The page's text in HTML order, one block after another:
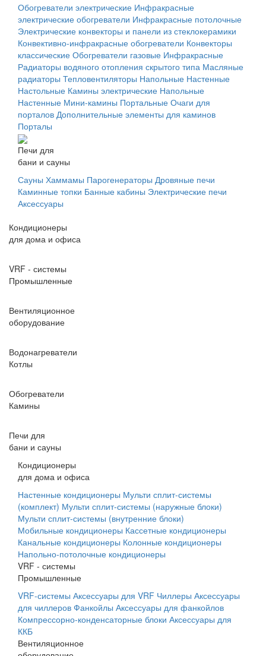
Обогреватели электрические Инфракрасные
электрические обогреватели Инфракрасные потолочные
Электрические конвекторы и панели из стеклокерамики
Конвективно-инфракрасные обогреватели Конвекторы
классические Обогреватели газовые Инфракрасные
Радиаторы водяного отопления скрытого типа Масляные
радиаторы Тепловентиляторы Напольные Настенные
Настольные Камины электрические Напольные
Настенные Мини-камины Портальные Очаги для
порталов Дополнительные элементы для каминов
Порталы
Печи для
бани и сауны
Сауны Хаммамы Парогенераторы Дровяные печи
Каминные топки Банные кабины Электрические печи
Аксессуары
Кондиционеры
для дома и офиса
VRF - системы
Промышленные
Вентиляционное
оборудование
Водонагреватели
Котлы
Обогреватели
Камины
Печи для
бани и сауны
Кондиционеры
для дома и офиса
Настенные кондиционеры Мульти сплит-системы
(комплект) Мульти сплит-системы (наружные блоки)
Мульти сплит-системы (внутренние блоки)
Мобильные кондиционеры Кассетные кондиционеры
Канальные кондиционеры Колонные кондиционеры
Напольно-потолочные кондиционеры
VRF - системы
Промышленные
VRF-системы Аксессуары для VRF Чиллеры Аксессуары
для чиллеров Фанкойлы Аксессуары для фанкойлов
Компрессорно-конденсаторные блоки Аксессуары для
ККБ
Вентиляционное